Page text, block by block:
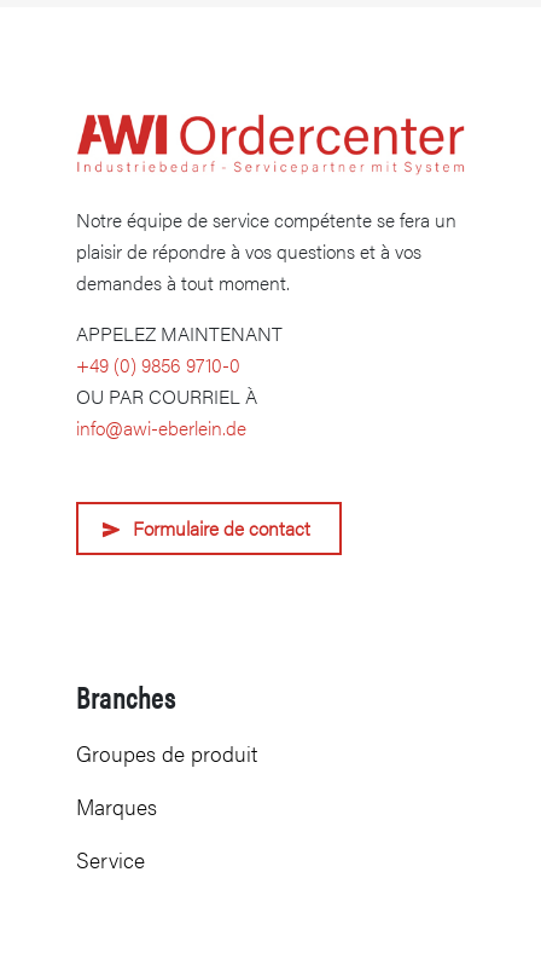
Notre équipe de service compétente se fera un
plaisir de répondre à vos questions et à vos
demandes à tout moment.
APPELEZ MAINTENANT
​+49 (0) 9856 9710-0
OU PAR COURRIEL À
info@awi-eberlein.de
Formulaire de contact
Branches
Groupes de produit
Marques
Service